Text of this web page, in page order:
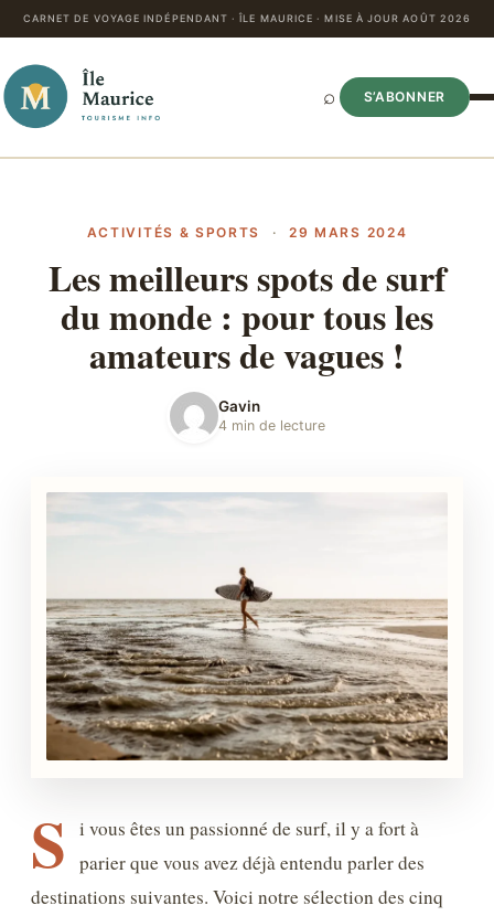
CARNET DE VOYAGE INDÉPENDANT · ÎLE MAURICE · MISE À JOUR AOÛT 2026
⌕ S’ABONNER
ACTIVITÉS & SPORTS · 29 MARS 2024
Les meilleurs spots de surf
du monde : pour tous les
amateurs de vagues !
Gavin
4 min de lecture
S
i vous êtes un passionné de surf, il y a fort à
parier que vous avez déjà entendu parler des
destinations suivantes. Voici notre sélection des cinq